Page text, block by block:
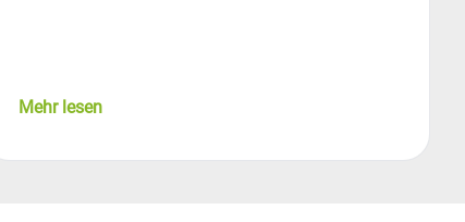
Mehr lesen